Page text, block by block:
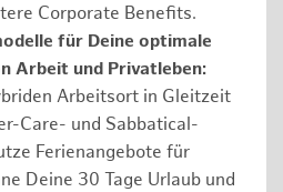
Corporate Benefits.
für Deine optimale
Arbeit und Privatleben:
Arbeitsort in Gleitzeit
Care- und Sabbatical-
Ferienangebote für
Deine 30 Tage Urlaub und